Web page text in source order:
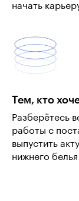
начать
Тем, кто
Разберётесь
работы с
выпустить
нижнего